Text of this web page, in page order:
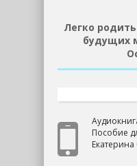
Легко
будущих
Пособие